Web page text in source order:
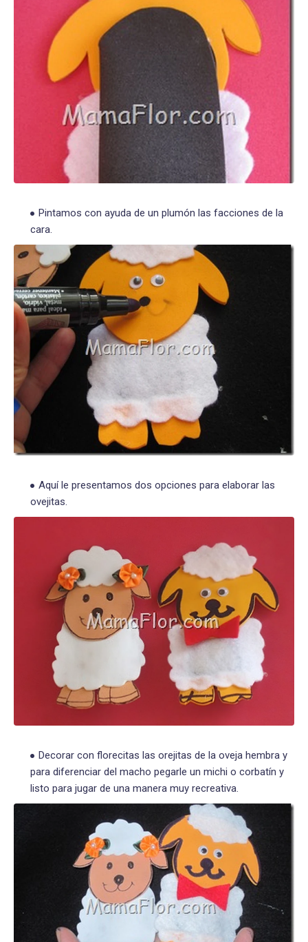
Pintamos con ayuda de un plumón las facciones de la
cara.
Aquí le presentamos dos opciones para elaborar las
ovejitas.
Decorar con florecitas las orejitas de la oveja hembra y
para diferenciar del macho pegarle un michi o corbatín y
listo para jugar de una manera muy recreativa.